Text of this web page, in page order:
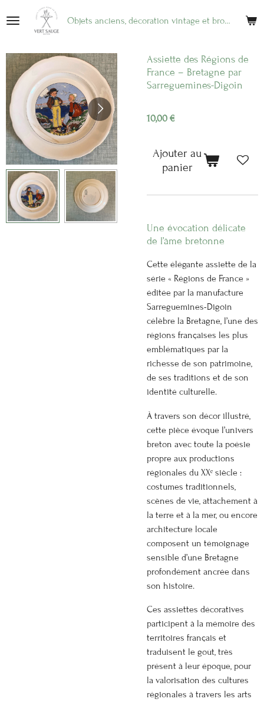
Passer
au
principal
Objets anciens, décoration vintage et brocante en ligne
Assiette des Régions de
France – Bretagne par
Sarreguemines-Digoin
10,00 €
Ajouter au
panier
Une évocation délicate
de l’âme bretonne
Cette élégante assiette de la
série « Régions de France »
éditée par la manufacture
Sarreguemines-Digoin
célèbre la Bretagne, l’une des
régions françaises les plus
emblématiques par la
richesse de son patrimoine,
de ses traditions et de son
identité culturelle.
À travers son décor illustré,
cette pièce évoque l’univers
breton avec toute la poésie
propre aux productions
régionales du XXᵉ siècle :
costumes traditionnels,
scènes de vie, attachement à
la terre et à la mer, ou encore
architecture locale
composent un témoignage
sensible d’une Bretagne
profondément ancrée dans
son histoire.
Ces assiettes décoratives
participent à la mémoire des
territoires français et
traduisent le goût, très
présent à leur époque, pour
la valorisation des cultures
régionales à travers les arts